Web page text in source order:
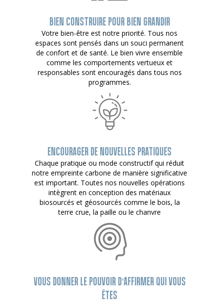
BIEN CONSTRUIRE POUR BIEN GRANDIR
Votre bien-être est notre priorité. Tous nos
espaces sont pensés dans un souci permanent
de confort et de santé. Le bien vivre ensemble
comme les comportements vertueux et
responsables sont encouragés dans tous nos
programmes.
ENCOURAGER DE NOUVELLES PRATIQUES
Chaque pratique ou mode constructif qui réduit
notre empreinte carbone de manière significative
est important. Toutes nos nouvelles opérations
intègrent en conception des matériaux
biosourcés et géosourcés comme le bois, la
terre crue, la paille ou le chanvre
VOUS DONNER LE POUVOIR D’AFFIRMER QUI VOUS
ÊTES